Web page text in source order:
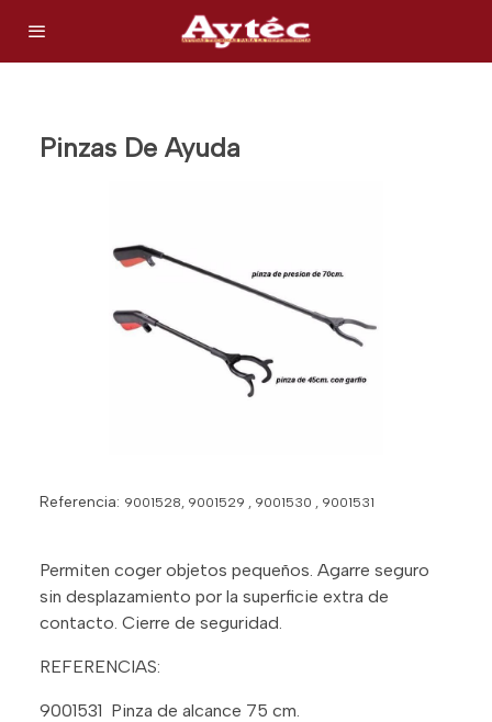
Pinzas De Ayuda
Referencia: 9001528, 9001529 , 9001530 , 9001531
Permiten coger objetos pequeños. Agarre seguro
sin desplazamiento por la superficie extra de
contacto. Cierre de seguridad.
REFERENCIAS:
9001531 Pinza de alcance 75 cm.